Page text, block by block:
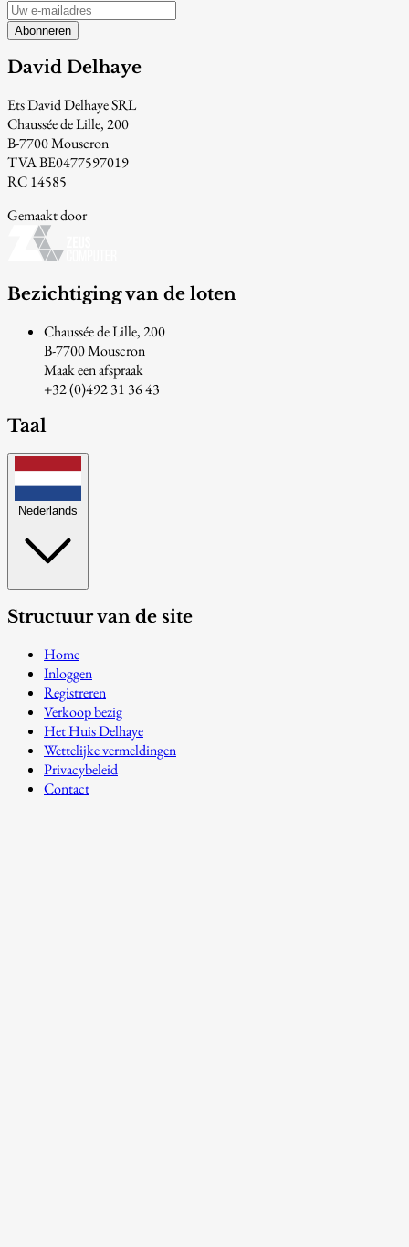
Abonneren
David Delhaye
Ets David Delhaye SRL
Chaussée de Lille, 200
B-7700 Mouscron
TVA BE0477597019
RC 14585
Gemaakt door
Bezichtiging van de loten
Chaussée de Lille, 200
B-7700 Mouscron
Maak een afspraak
+32 (0)492 31 36 43
Taal
Nederlands
Structuur van de site
Home
Inloggen
Registreren
Verkoop bezig
Het Huis Delhaye
Wettelijke vermeldingen
Privacybeleid
Contact